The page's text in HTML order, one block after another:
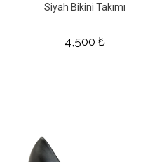
Siyah Bikini Takımı
4,500 ₺